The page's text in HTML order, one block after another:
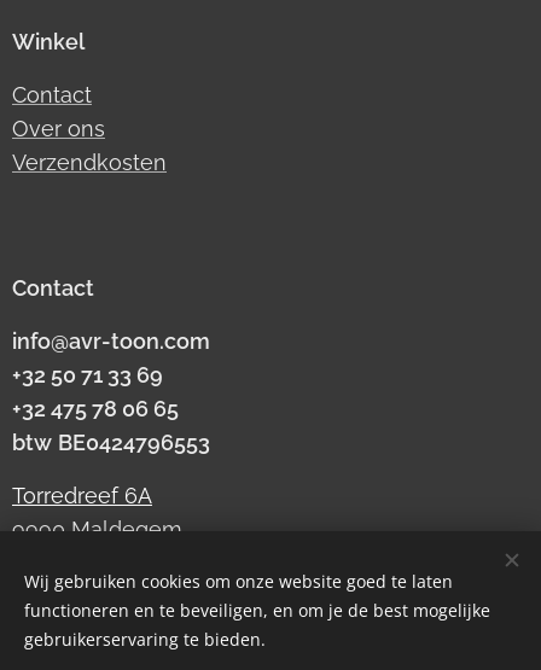
Winkel
Contact
Over ons
Verzendkosten
Contact
info@avr-toon.com
+32 50 71 33 69
+32 475 78 06 65
btw BE0424796553
Torredreef 6A
9990 Maldegem
Cookies
Wij gebruiken cookies om onze website goed te laten
functioneren en te beveiligen, en om je de best mogelijke
gebruikerservaring te bieden.